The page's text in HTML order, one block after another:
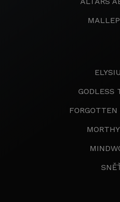
GODLESS